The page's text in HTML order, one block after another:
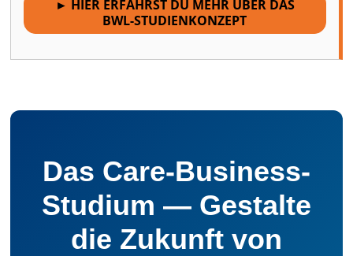
► HIER ERFÄHRST DU MEHR ÜBER DAS
BWL-STUDIENKONZEPT
Das Care-Business-
Studium — Gestalte
die Zukunft von